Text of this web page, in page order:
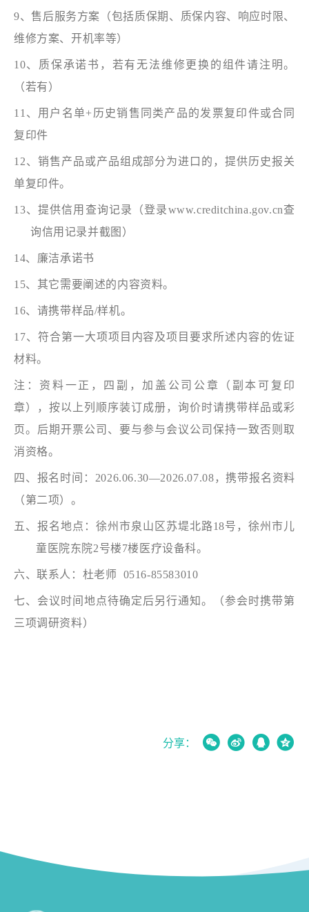
9、售后服务方案（包括质保期、质保内容、响应时限、
维修方案、开机率等）
10、质保承诺书，若有无法维修更换的组件请注明。
（若有）
11、用户名单+历史销售同类产品的发票复印件或合同
复印件
12、销售产品或产品组成部分为进口的，提供历史报关
单复印件。
13、提供信用查询记录（登录www.creditchina.gov.cn查
询信用记录并截图）
14、廉洁承诺书
15、其它需要阐述的内容资料。
16、请携带样品/样机。
17、符合第一大项项目内容及项目要求所述内容的佐证
材料。
注：资料一正，四副，加盖公司公章（副本可复印
章），按以上列顺序装订成册，询价时请携带样品或彩
页。后期开票公司、要与参与会议公司保持一致否则取
消资格。
四、报名时间： 2026.06.30—2026.07.08，携带报名资料
（第二项）。
五、报名地点：徐州市泉山区苏堤北路18号，徐州市儿
童医院东院2号楼7楼医疗设备科。
六、联系人：杜老师 0516-85583010
七、会议时间地点待确定后另行通知。（参会时携带第
三项调研资料）
分享：    